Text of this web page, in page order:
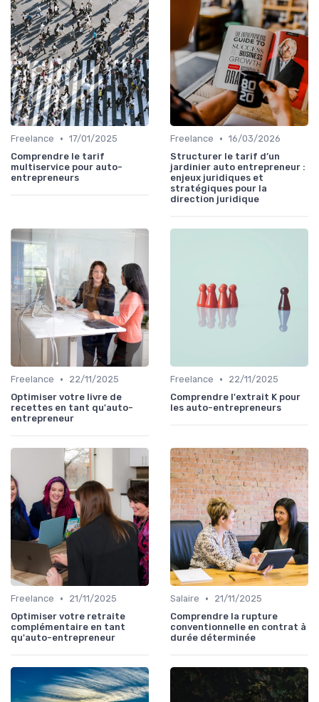
Freelance • 17/01/2025
Comprendre le tarif
multiservice pour auto-
entrepreneurs
Freelance • 16/03/2026
Structurer le tarif d’un
jardinier auto entrepreneur :
enjeux juridiques et
stratégiques pour la
direction juridique
Freelance •
22/11/2025
Optimiser votre livre de
recettes en tant qu'auto-
entrepreneur
Freelance •
22/11/2025
Comprendre l'extrait K pour
les auto-entrepreneurs
Freelance •
21/11/2025
Optimiser votre retraite
complémentaire en tant
qu'auto-entrepreneur
Salaire •
21/11/2025
Comprendre la rupture
conventionnelle en contrat à
durée déterminée